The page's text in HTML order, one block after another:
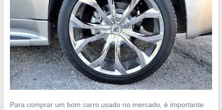
Para comprar um bom carro usado no mercado, é importante